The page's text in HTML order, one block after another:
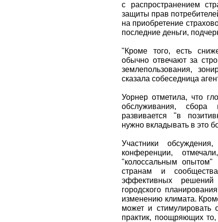
с распространением
защиты прав
на приобретение
последние деньги,
"Кроме того, есть
обычно отвечают за
землепользования,
сказала собеседница
Уорнер отметила, что
обслуживания, сбора
развивается "в
нужно вкладывать в это
Участники
конференции,
"колоссальным опытом"
странам и
эффективных решений
городского
изменению климата.
может и стимулировать
практик, поощряющих